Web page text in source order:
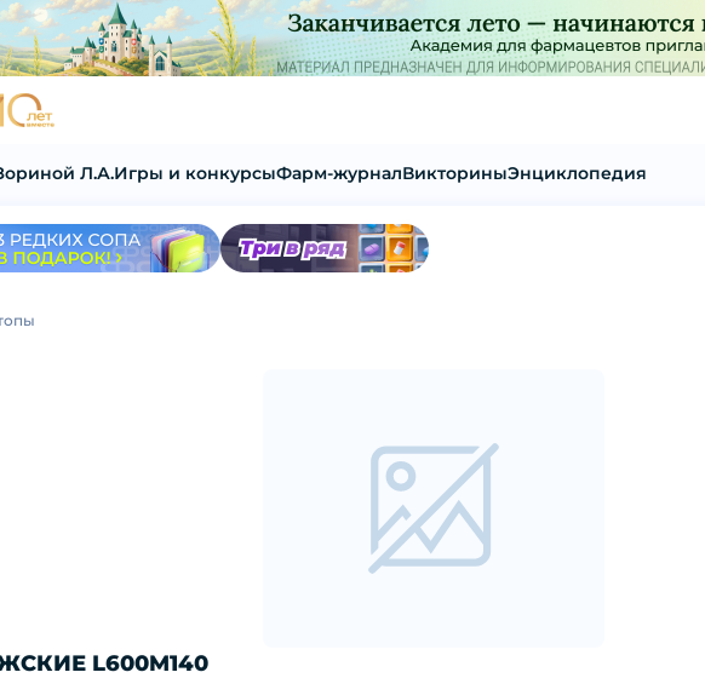
Л.А.Игры и конкурсыФарм-журналВикториныЭнциклопедия
L600M140